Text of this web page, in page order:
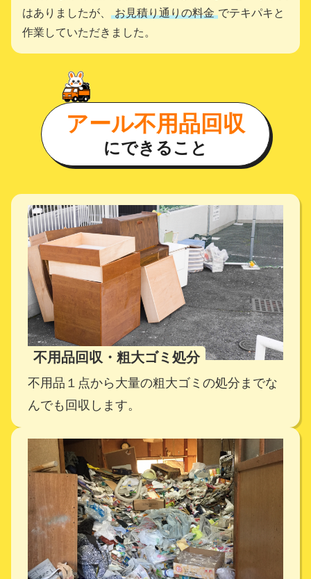
はありましたが、
お見積り通りの料金 でテキパキと
作業していただきました。
アール不用品回収
にできること
不用品回収・粗大ゴミ処分
不用品１点から大量の粗大ゴミの処分までな
んでも回収します。